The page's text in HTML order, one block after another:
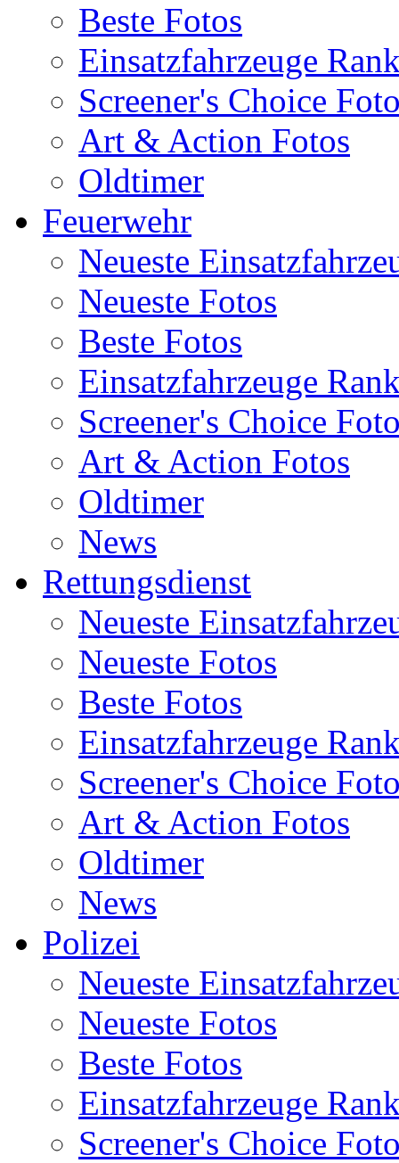
Beste Fotos
Einsatzfahrzeuge
Screener's Choice
Art & Action Fotos
Oldtimer
Feuerwehr
Neueste
Neueste Fotos
Beste Fotos
Einsatzfahrzeuge
Screener's Choice
Art & Action Fotos
Oldtimer
News
Rettungsdienst
Neueste
Neueste Fotos
Beste Fotos
Einsatzfahrzeuge
Screener's Choice
Art & Action Fotos
Oldtimer
News
Polizei
Neueste
Neueste Fotos
Beste Fotos
Einsatzfahrzeuge
Screener's Choice